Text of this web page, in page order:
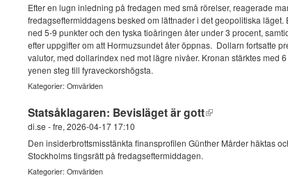
Efter en lugn inledning på fredagen med små rörelser, reagerade
fredagseftermiddagens besked om lättnader i det geopolitiska
ned 5-9 punkter och den tyska tioåringen åter under 3 procent,
efter uppgifter om att Hormuzsundet åter öppnas. Dollarn fortsatte
valutor, med dollarindex ned mot lägre nivåer. Kronan stärktes med
yenen steg till fyraveckorshögsta.
Kategorier: Omvärlden
Statsåklagaren: Bevisläget är gott
di.se -fre, 2026-04-17 17:10
Den insiderbrottsmisstänkta finansprofilen Günther Mårder häktas
Stockholms tingsrätt på fredagseftermiddagen.
Kategorier: Omvärlden